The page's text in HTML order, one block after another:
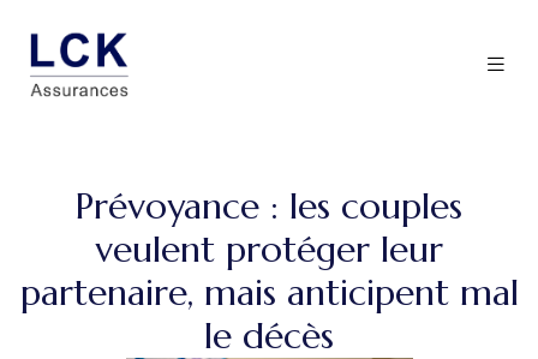
Prévoyance : les couples
veulent protéger leur
partenaire, mais anticipent mal
le décès